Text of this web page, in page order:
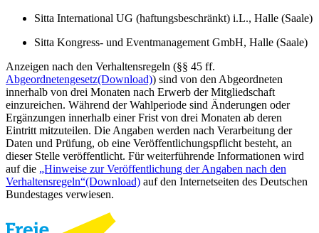
Sitta International UG (haftungsbeschränkt) i.L., Halle (Saale)
Sitta Kongress- und Eventmanagement GmbH, Halle (Saale)
Anzeigen nach den Verhaltensregeln (§§ 45 ff.
Abgeordnetengesetz(Download)) sind von den Abgeordneten
innerhalb von drei Monaten nach Erwerb der Mitgliedschaft
einzureichen. Während der Wahlperiode sind Änderungen oder
Ergänzungen innerhalb einer Frist von drei Monaten ab deren
Eintritt mitzuteilen. Die Angaben werden nach Verarbeitung der
Daten und Prüfung, ob eine Veröffentlichungspflicht besteht, an
dieser Stelle veröffentlicht. Für weiterführende Informationen wird
auf die „Hinweise zur Veröffentlichung der Angaben nach den
Verhaltensregeln“(Download) auf den Internetseiten des Deutschen
Bundestages verwiesen.